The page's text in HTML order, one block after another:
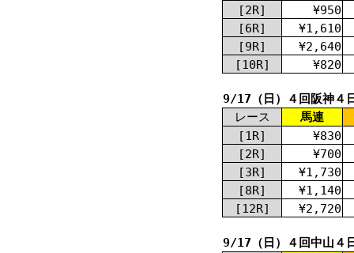
[2R]
¥950
[6R]
¥1,610
[9R]
¥2,640
[10R]
¥820
9/17（日）４回阪神４
レース
馬連
[1R]
¥830
[2R]
¥700
[3R]
¥1,730
[8R]
¥1,140
[12R]
¥2,720
9/17（日）４回中山４